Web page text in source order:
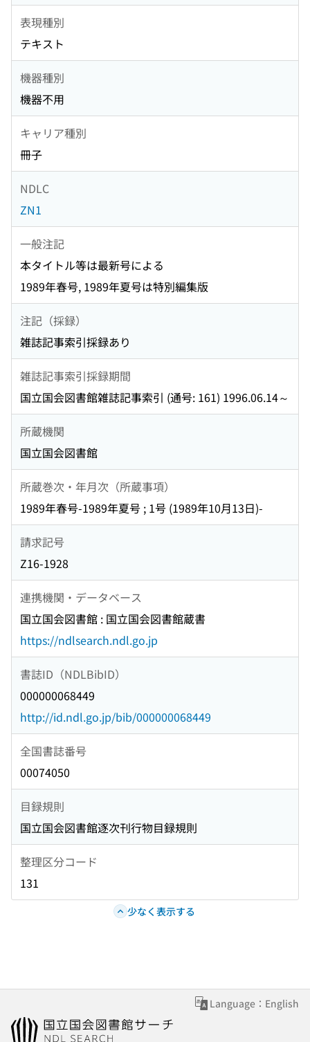
表現種別
テキスト
機器種別
機器不用
キャリア種別
冊子
NDLC
ZN1
一般注記
本タイトル等は最新号による
1989年春号, 1989年夏号は特別編集版
注記（採録）
雑誌記事索引採録あり
雑誌記事索引採録期間
国立国会図書館雑誌記事索引 (通号: 161) 1996.06.14～
所蔵機関
国立国会図書館
所蔵巻次・年月次（所蔵事項）
1989年春号-1989年夏号 ; 1号 (1989年10月13日)-
請求記号
Z16-1928
連携機関・データベース
国立国会図書館 : 国立国会図書館蔵書
https://ndlsearch.ndl.go.jp
書誌ID（NDLBibID）
000000068449
http://id.ndl.go.jp/bib/000000068449
全国書誌番号
00074050
目録規則
国立国会図書館逐次刊行物目録規則
整理区分コード
131
少なく表示する
Language：English